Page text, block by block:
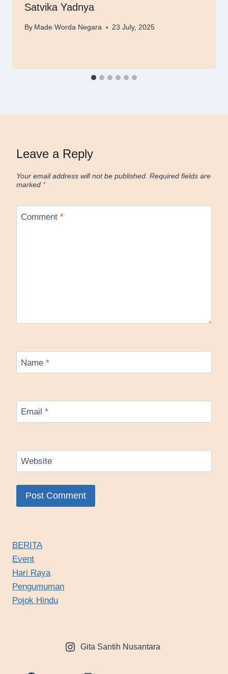
Satvika Yadnya
By Made Worda Negara 23 July, 2025
Leave a Reply
Your email address will not be published. Required fields are
marked *
Comment *
Name *
Email *
Website
BERITA
Event
Hari Raya
Pengumuman
Pojok Hindu
Gita Santih Nusantara